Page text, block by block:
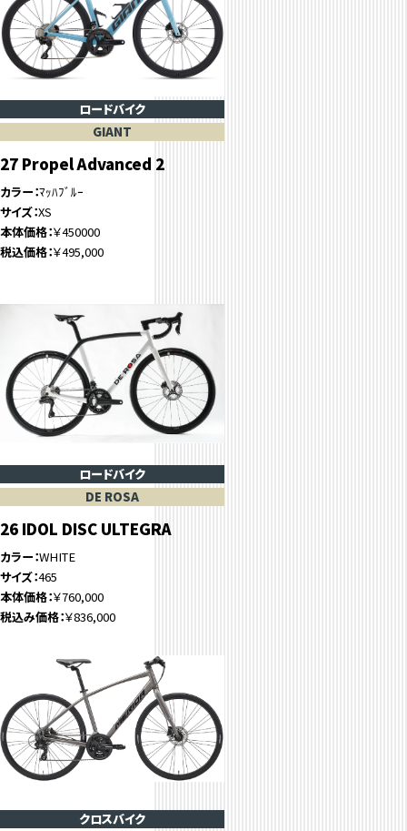
ロードバイク
GIANT
27 Propel Advanced 2
カラー ﾏｯﾊﾌﾞﾙｰ
サイズ XS
本体価格 ￥450000
税込価格 ￥495,000
ロードバイク
DE ROSA
26 IDOL DISC ULTEGRA
カラー WHITE
サイズ 465
本体価格 ￥760,000
税込み価格 ￥836,000
クロスバイク